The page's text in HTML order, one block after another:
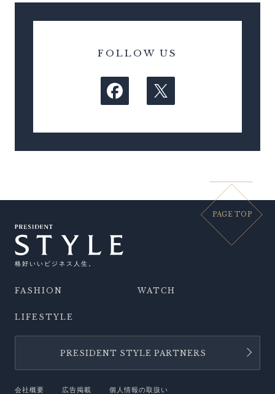
FOLLOW US
PAGE TOP
格好いいビジネス人生。
FASHION WATCH
LIFESTYLE
PRESIDENT STYLE PARTNERS
会社概要 広告掲載 個人情報の取扱い